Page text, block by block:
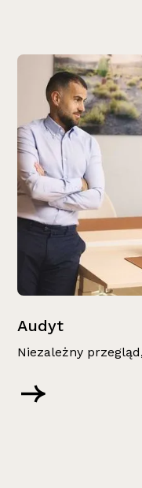
Audyt
Niezależny